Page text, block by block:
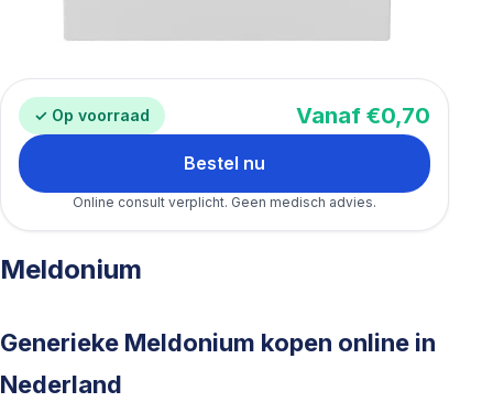
✓ Op voorraad Vanaf €0,70
Bestel nu
Online consult verplicht. Geen medisch advies.
Meldonium
Generieke Meldonium kopen online in
Nederland